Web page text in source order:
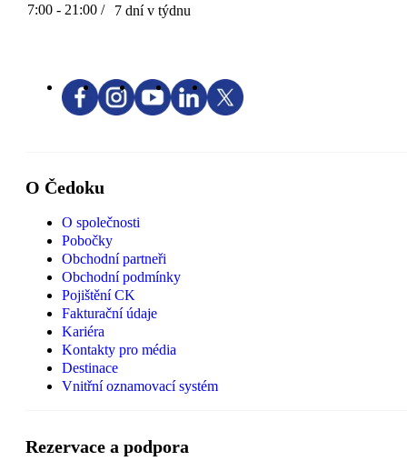
7:00 - 21:00 / 7 dní v týdnu
O Čedoku
O společnosti
Pobočky
Obchodní partneři
Obchodní podmínky
Pojištění CK
Fakturační údaje
Kariéra
Kontakty pro média
Destinace
Vnitřní oznamovací systém
Rezervace a podpora